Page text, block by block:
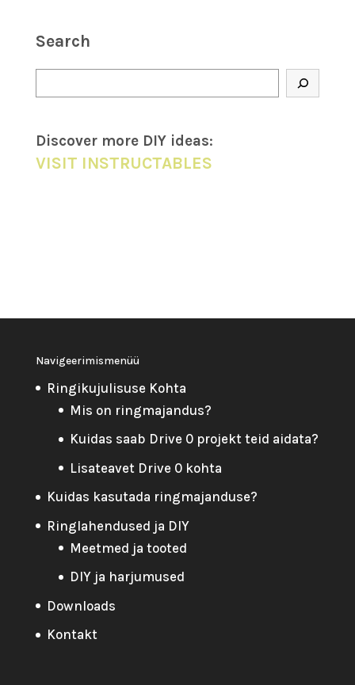
Search
Discover more DIY ideas:
VISIT INSTRUCTABLES
Navigeerimismenüü
Ringikujulisuse Kohta
Mis on ringmajandus?
Kuidas saab Drive 0 projekt teid aidata?
Lisateavet Drive 0 kohta
Kuidas kasutada ringmajanduse?
Ringlahendused ja DIY
Meetmed ja tooted
DIY ja harjumused
Downloads
Kontakt